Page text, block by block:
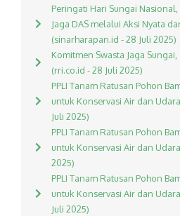
Peringati Hari Sungai Nasional,
Jaga DAS melalui Aksi Nyata
(sinarharapan.id - 28 Juli 2025)
Komitmen Swasta Jaga
(rri.co.id - 28 Juli 2025)
PPLI Tanam Ratusan Pohon
untuk Konservasi Air dan
Juli 2025)
PPLI Tanam Ratusan Pohon
untuk Konservasi Air dan
2025)
PPLI Tanam Ratusan Pohon
untuk Konservasi Air dan
Juli 2025)